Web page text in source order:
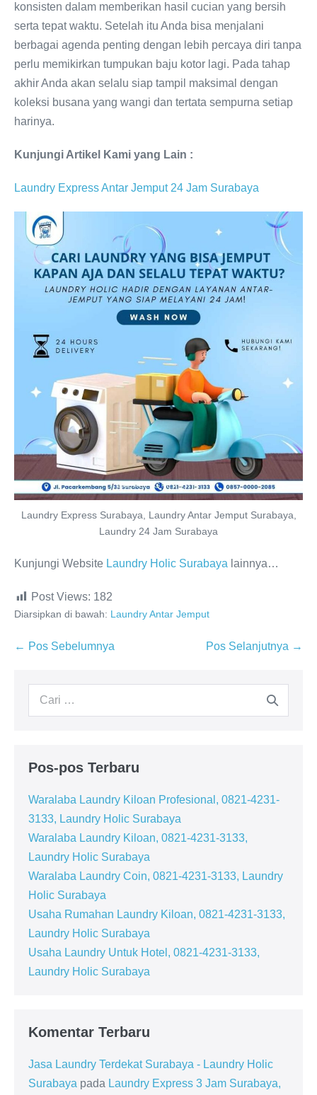
konsisten dalam memberikan hasil cucian yang bersih
serta tepat waktu. Setelah itu Anda bisa menjalani
berbagai agenda penting dengan lebih percaya diri tanpa
perlu memikirkan tumpukan baju kotor lagi. Pada tahap
akhir Anda akan selalu siap tampil maksimal dengan
koleksi busana yang wangi dan tertata sempurna setiap
harinya.
Kunjungi Artikel Kami yang Lain :
Laundry Express Antar Jemput 24 Jam Surabaya
Laundry Express Surabaya, Laundry Antar Jemput Surabaya,
Laundry 24 Jam Surabaya
Kunjungi Website Laundry Holic Surabaya lainnya…
Post Views: 182
Diarsipkan di bawah: Laundry Antar Jemput
Navigasi
← Pos Sebelumnya Pos Selanjutnya →
Pencarian
Pos-pos Terbaru
Waralaba Laundry Kiloan Profesional, 0821-4231-
3133, Laundry Holic Surabaya
Waralaba Laundry Kiloan, 0821-4231-3133,
Laundry Holic Surabaya
Waralaba Laundry Coin, 0821-4231-3133, Laundry
Holic Surabaya
Usaha Rumahan Laundry Kiloan, 0821-4231-3133,
Laundry Holic Surabaya
Usaha Laundry Untuk Hotel, 0821-4231-3133,
Laundry Holic Surabaya
Komentar Terbaru
Jasa Laundry Terdekat Surabaya - Laundry Holic
Surabaya pada Laundry Express 3 Jam Surabaya,